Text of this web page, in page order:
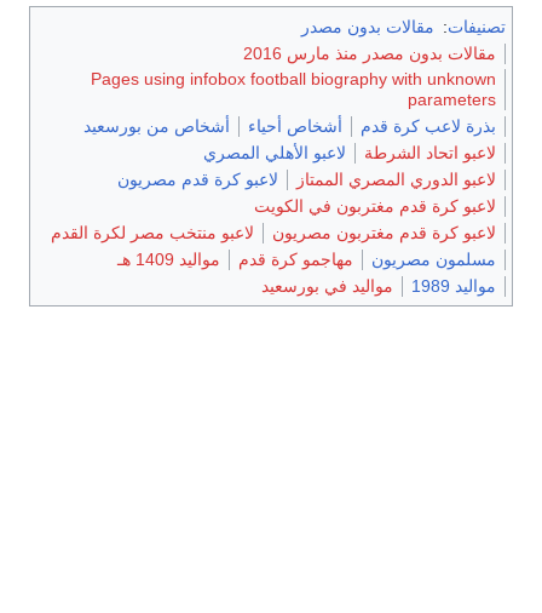
تصنيفات: مقالات بدون مصدر
مقالات بدون مصدر منذ مارس 2016
Pages using infobox football biography with unknown
parameters
بذرة لاعب كرة قدم
أشخاص أحياء
أشخاص من بورسعيد
لاعبو اتحاد الشرطة
لاعبو الأهلي المصري
لاعبو الدوري المصري الممتاز
لاعبو كرة قدم مصريون
لاعبو كرة قدم مغتربون في الكويت
لاعبو كرة قدم مغتربون مصريون
لاعبو منتخب مصر لكرة القدم
مسلمون مصريون
مهاجمو كرة قدم
مواليد 1409 هـ
مواليد 1989
مواليد في بورسعيد